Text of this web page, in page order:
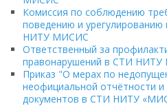
Комиссия по соблюдению
поведению и
НИТУ МИСИС
Ответственный за
правонарушений в СТИ
Приказ "О мерах по
неофициальной отчётности
документов в СТИ НИТУ